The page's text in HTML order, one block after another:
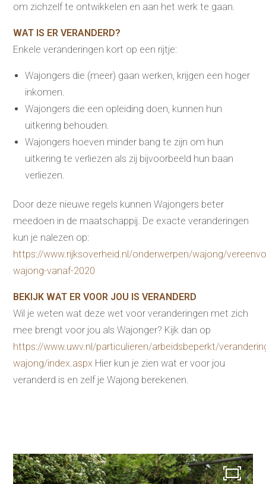
Modulaire dienstverlening
WerkFit maken re-integratie
WerkFit in combinatie met
Starten als zelfstandige
Budgetcoaching
Jobcenter & jobhunting
Loopbaancoaching
Uitkeringsinstantie
Werkgevers
Budgetcoaching on the job
Outplacement
2e Spoortraject
Mediation bij
conflictsituaties
Maatschappelijk
Ons testcentrum
Klanten aan het
woord
om zichzelf te ontwikkelen en aan het werk te gaan.
WAT IS ER VERANDERD?
Enkele veranderingen kort op een rijtje:
Wajongers die (meer) gaan werken, krijgen een hoger
inkomen.
Wajongers die een opleiding doen, kunnen hun
uitkering behouden.
Wajongers hoeven minder bang te zijn om hun
uitkering te verliezen als zij bijvoorbeeld hun baan
verliezen.
Door deze nieuwe regels kunnen Wajongers beter
meedoen in de maatschappij. De exacte veranderingen
kun je nalezen op:
https://www.rijksoverheid.nl/onderwerpen/wajong/
wajong-vanaf-2020
BEKIJK WAT ER VOOR JOU IS VERANDERD
Wil je weten wat deze wet voor veranderingen met zich
mee brengt voor jou als Wajonger? Kijk dan op
https://www.uwv.nl/particulieren/arbeidsbeperkt/
wajong/index.aspx Hier kun je zien wat er voor jou
veranderd is en zelf je Wajong berekenen.